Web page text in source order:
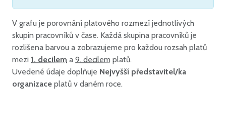
V grafu je porovnání platového rozmezí jednotlivých
skupin pracovníků v čase. Každá skupina pracovníků je
rozlišena barvou a zobrazujeme pro každou rozsah platů
mezi 1. decilem a 9. decilem platů.
Uvedené údaje doplňuje Nejvyšší představitel/ka
organizace platů v daném roce.